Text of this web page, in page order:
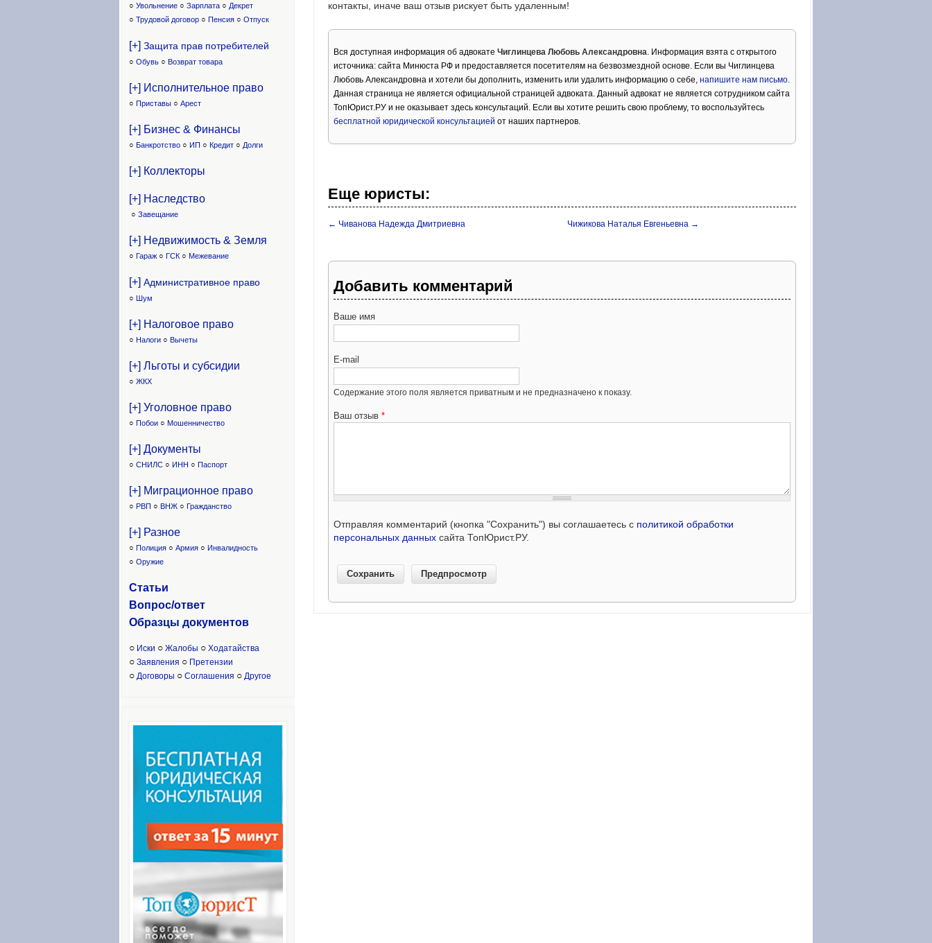
контакты, иначе ваш отзыв рискует быть удаленным!
Вся доступная информация об адвокате Чиглинцева Любовь Александровна. Информация взята с открытого
источника: сайта Минюста РФ и предоставляется посетителям на безвозмездной основе. Если вы Чиглинцева
Любовь Александровна и хотели бы дополнить, изменить или удалить информацию о себе, напишите нам письмо.
Данная страница не является официальной страницей адвоката. Данный адвокат не является сотрудником сайта
ТопЮрист.РУ и не оказывает здесь консультаций. Если вы хотите решить свою проблему, то воспользуйтесь
бесплатной юридической консультацией от наших партнеров.
Еще юристы:
← Чиванова Надежда Дмитриевна Чижикова Наталья Евгеньевна →
Добавить комментарий
Ваше имя
E-mail
Содержание этого поля является приватным и не предназначено к показу.
Ваш отзыв *
Отправляя комментарий (кнопка "Сохранить") вы соглашаетесь с политикой обработки
персональных данных сайта ТопЮрист.РУ.
○ Увольнение ○ Зарплата ○ Декрет
○ Трудовой договор ○ Пенсия ○ Отпуск
[+] Защита прав потребителей
○ Обувь ○ Возврат товара
[+] Исполнительное право
○ Приставы ○ Арест
[+] Бизнес & Финансы
○ Банкротство ○ ИП ○ Кредит ○ Долги
[+] Коллекторы
[+] Наследство
○ Завещание
[+] Недвижимость & Земля
○ Гараж ○ ГСК ○ Межевание
[+] Административное право
○ Шум
[+] Налоговое право
○ Налоги ○ Вычеты
[+] Льготы и субсидии
○ ЖКХ
[+] Уголовное право
○ Побои ○ Мошенничество
[+] Документы
○ СНИЛС ○ ИНН ○ Паспорт
[+] Миграционное право
○ РВП ○ ВНЖ ○ Гражданство
[+] Разное
○ Полиция ○ Армия ○ Инвалидность
○ Оружие
Статьи
Вопрос/ответ
Образцы документов
○ Иски ○ Жалобы ○ Ходатайства
○ Заявления ○ Претензии
○ Договоры ○ Соглашения ○ Другое